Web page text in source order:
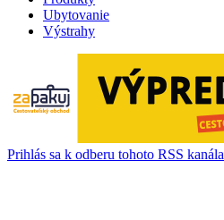
Ubytovanie
Výstrahy
Prihlás sa k odberu tohoto RSS kanála